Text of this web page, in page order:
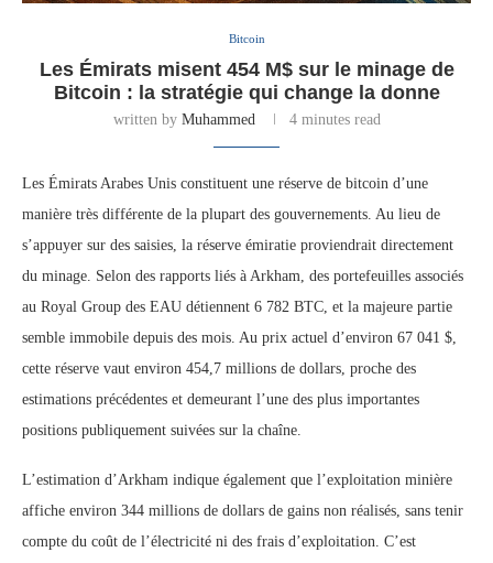
Bitcoin
Les Émirats misent 454 M$ sur le minage de
Bitcoin : la stratégie qui change la donne
written by Muhammed 4 minutes read
Les Émirats Arabes Unis constituent une réserve de bitcoin d’une
manière très différente de la plupart des gouvernements. Au lieu de
s’appuyer sur des saisies, la réserve émiratie proviendrait directement
du minage. Selon des rapports liés à Arkham, des portefeuilles associés
au Royal Group des EAU détiennent 6 782 BTC, et la majeure partie
semble immobile depuis des mois. Au prix actuel d’environ 67 041 $,
cette réserve vaut environ 454,7 millions de dollars, proche des
estimations précédentes et demeurant l’une des plus importantes
positions publiquement suivées sur la chaîne.
L’estimation d’Arkham indique également que l’exploitation minière
affiche environ 344 millions de dollars de gains non réalisés, sans tenir
compte du coût de l’électricité ni des frais d’exploitation. C’est